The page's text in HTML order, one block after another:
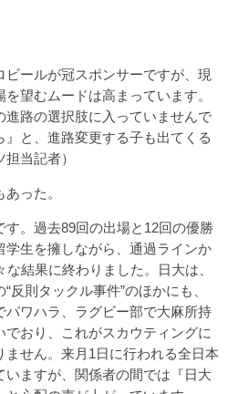
ールが冠スポンサーですが、現
望むムードは高まっています。
進路の選択肢に入っていませんで
』と、進路変更する子も出てくる
当記者）
った。
す。過去89回の出場と12回の優勝
学生を擁しながら、通過ラインか
結果に終わりました。日大は、
反則タックル事件”のほかにも、
パワハラ、ラグビー部で大麻所持
でおり、これがスカウティングに
せん。来月1日に行われる全日本
ますが、関係者の間では『日大